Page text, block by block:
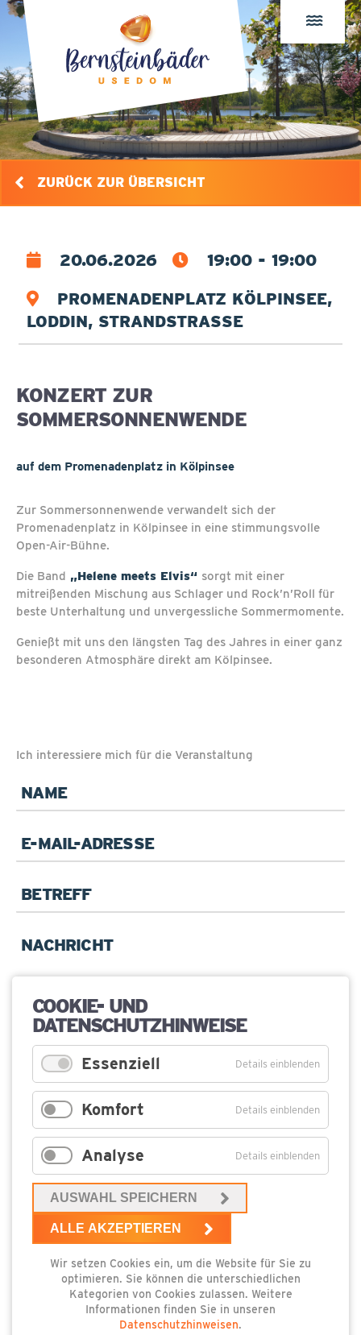
ZURÜCK ZUR ÜBERSICHT
20.06.2026
19:00 - 19:00
PROMENADENPLATZ KÖLPINSEE,
LODDIN, STRANDSTRASSE
KONZERT ZUR
SOMMERSONNENWENDE
auf dem Promenadenplatz in Kölpinsee
Zur Sommersonnenwende verwandelt sich der
Promenadenplatz in Kölpinsee in eine stimmungsvolle
Open-Air-Bühne.
Die Band „Helene meets Elvis“ sorgt mit einer
mitreißenden Mischung aus Schlager und Rock’n’Roll für
beste Unterhaltung und unvergessliche Sommermomente.
Genießt mit uns den längsten Tag des Jahres in einer ganz
besonderen Atmosphäre direkt am Kölpinsee.
Ich interessiere mich für die Veranstaltung
Pflichtfeld
Name*
Pflichtfeld
E-
Mail*
Betreff
Pflichtfeld
Ihre
Pflichtfeld
Datenschutz*
Ich stimme zu, dass meine Angaben aus dem
Anfrageformular zur Beantwortung meiner Anfrage
COOKIE- UND
DATENSCHUTZHINWEISE
Essenziell Details einblenden
Komfort Details einblenden
Analyse Details einblenden
AUSWAHL SPEICHERN
ALLE AKZEPTIEREN
Wir setzen Cookies ein, um die Website für Sie zu
optimieren. Sie können die unterschiedlichen
Kategorien von Cookies zulassen. Weitere
Informationen finden Sie in unseren
Datenschutzhinweisen.